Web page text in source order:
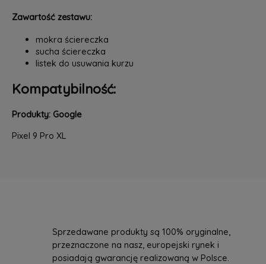
Zawartość zestawu:
mokra ściereczka
sucha ściereczka
listek do usuwania kurzu
Kompatybilność:
Produkty: Google
Pixel 9 Pro XL
Sprzedawane produkty są 100% oryginalne,
przeznaczone na nasz, europejski rynek i
posiadają gwarancję realizowaną w Polsce.